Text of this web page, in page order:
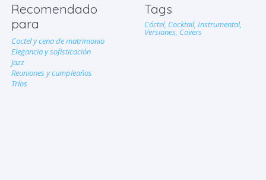
Recomendado
para
Coctel y cena de matrimonio
Elegancia y sofisticación
Jazz
Reuniones y cumpleaños
Tríos
Tags
Cóctel, Cocktail, Instrumental,
Versiones, Covers